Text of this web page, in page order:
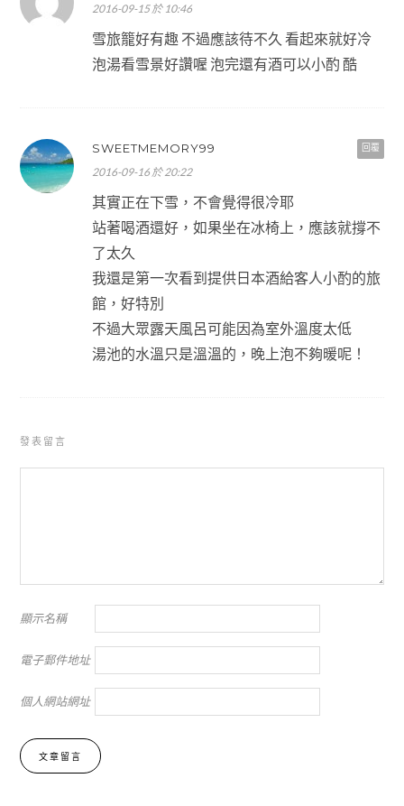
2016-09-15 於 10:46
雪旅籠好有趣 不過應該待不久 看起來就好冷
泡湯看雪景好讚喔 泡完還有酒可以小酌 酷
回覆
SWEETMEMORY99
2016-09-16 於 20:22
其實正在下雪，不會覺得很冷耶
站著喝酒還好，如果坐在冰椅上，應該就撐不
了太久
我還是第一次看到提供日本酒給客人小酌的旅
館，好特別
不過大眾露天風呂可能因為室外溫度太低
湯池的水溫只是溫溫的，晚上泡不夠暖呢！
發表留言
顯示名稱
電子郵件地址
個人網站網址